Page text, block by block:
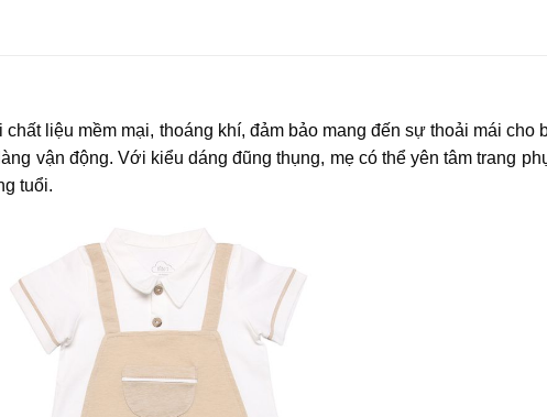
liệu mềm mại, thoáng khí, đảm bảo mang đến sự thoải mái cho
vận động. Với kiểu dáng đũng thụng, mẹ có thể yên tâm trang
tuổi.